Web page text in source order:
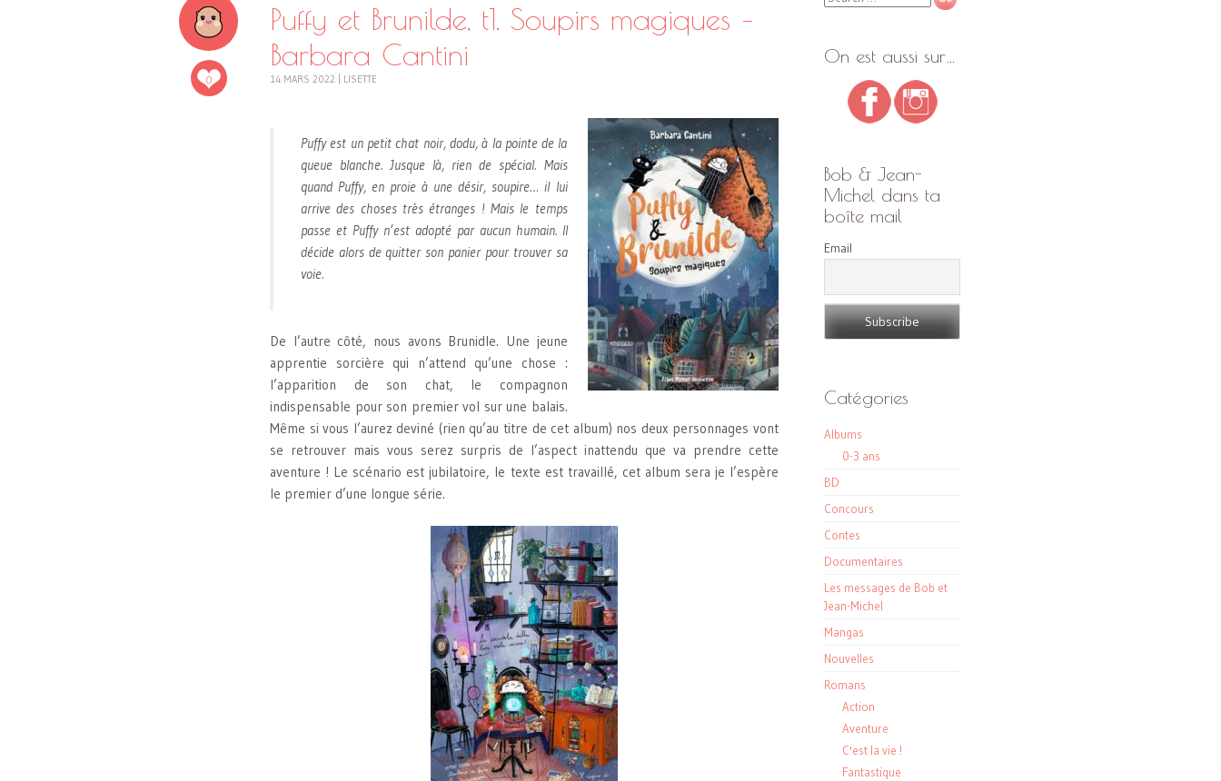
0
Puffy et Brunilde, t1. Soupirs magiques –
Barbara Cantini
14 MARS 2022 LISETTE
Puffy est un petit chat noir, dodu, à la pointe de la
queue blanche. Jusque là, rien de spécial. Mais
quand Puffy, en proie à une désir, soupire… il lui
arrive des choses très étranges ! Mais le temps
passe et Puffy n’est adopté par aucun humain. Il
décide alors de quitter son panier pour trouver sa
voie.
De l’autre côté, nous avons Brunidle. Une jeune
apprentie sorcière qui n’attend qu’une chose :
l’apparition de son chat, le compagnon
indispensable pour son premier vol sur une balais.
Même si vous l’aurez deviné (rien qu’au titre de cet album) nos deux personnages vont
se retrouver mais vous serez surpris de l’aspect inattendu que va prendre cette
aventure ! Le scénario est jubilatoire, le texte est travaillé, cet album sera je l’espère
le premier d’une longue série.
On est aussi sur…
Bob & Jean-
Michel dans ta
boîte mail
Email
Catégories
Albums
0-3 ans
BD
Concours
Contes
Documentaires
Les messages de Bob et
Jean-Michel
Mangas
Nouvelles
Romans
Action
Aventure
C'est la vie !
Fantastique